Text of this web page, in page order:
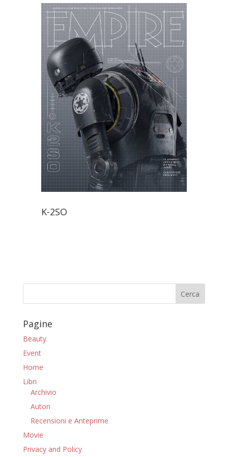
K-2SO
Pagine
Beauty
Event
Home
Libri
Archivio
Autori
Recensioni e Anteprime
Movie
Privacy and Policy